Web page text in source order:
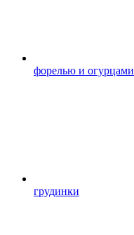
форелью и огурцами
грудинки